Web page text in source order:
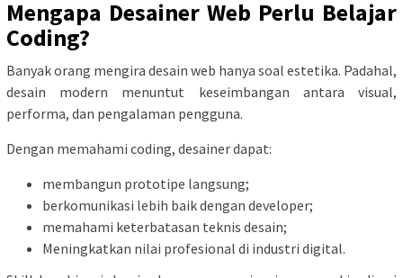
Mengapa Desainer Web Perlu Belajar
Coding?
Banyak orang mengira desain web hanya soal estetika. Padahal,
desain modern menuntut keseimbangan antara visual,
performa, dan pengalaman pengguna.
Dengan memahami coding, desainer dapat:
membangun prototipe langsung;
berkomunikasi lebih baik dengan developer;
memahami keterbatasan teknis desain;
Meningkatkan nilai profesional di industri digital.